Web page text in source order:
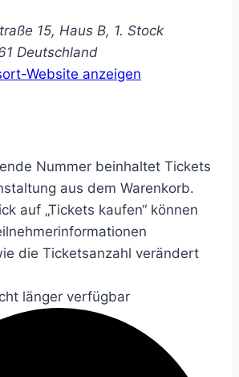
15, Haus B, 1. Stock
Deutschland
Website anzeigen
Nummer beinhaltet Tickets
aus dem Warenkorb.
auf „Tickets kaufen“ können
die Ticketsanzahl verändert
länger verfügbar